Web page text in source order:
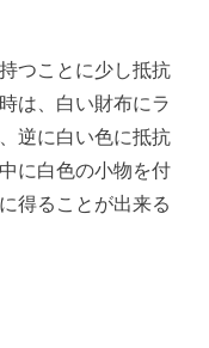
つことに少し抵抗
は、白い財布にラ
逆に白い色に抵抗
に白色の小物を付
得ることが出来る